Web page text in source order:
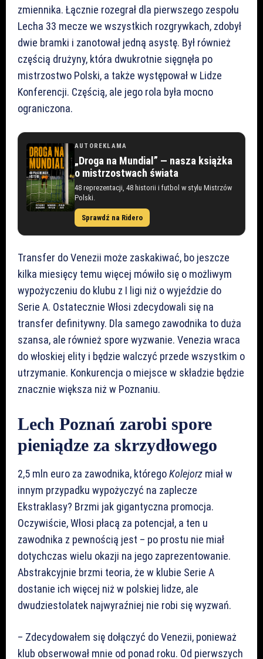
zmiennika. Łącznie rozegrał dla pierwszego zespołu
Lecha 33 mecze we wszystkich rozgrywkach, zdobył
dwie bramki i zanotował jedną asystę. Był również
częścią drużyny, która dwukrotnie sięgnęła po
mistrzostwo Polski, a także występował w Lidze
Konferencji. Częścią, ale jego rola była mocno
ograniczona.
AUTOREKLAMA
„Droga na Mundial” — nasza książka
o mistrzostwach świata
48 reprezentacji, 48 historii i futbol w stylu Mistrzów
Polski.
Sprawdź na Ridero
Transfer do Venezii może zaskakiwać, bo jeszcze
kilka miesięcy temu więcej mówiło się o możliwym
wypożyczeniu do klubu z I ligi niż o wyjeździe do
Serie A. Ostatecznie Włosi zdecydowali się na
transfer definitywny. Dla samego zawodnika to duża
szansa, ale również spore wyzwanie. Venezia wraca
do włoskiej elity i będzie walczyć przede wszystkim o
utrzymanie. Konkurencja o miejsce w składzie będzie
znacznie większa niż w Poznaniu.
Lech Poznań zarobi spore
pieniądze za skrzydłowego
2,5 mln euro za zawodnika, któregoKolejorz miał w
innym przypadku wypożyczyć na zaplecze
Ekstraklasy? Brzmi jak gigantyczna promocja.
Oczywiście, Włosi płacą za potencjał, a ten u
zawodnika z pewnością jest – po prostu nie miał
dotychczas wielu okazji na jego zaprezentowanie.
Abstrakcyjnie brzmi teoria, że w klubie Serie A
dostanie ich więcej niż w polskiej lidze, ale
dwudziestolatek najwyraźniej nie robi się wyzwań.
– Zdecydowałem się dołączyć do Venezii, ponieważ
klub obserwował mnie od ponad roku. Od pierwszych